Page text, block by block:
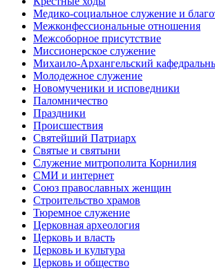
Медико-социальное служение и
Межконфессиональные отношения
Межсоборное присутствие
Миссионерское служение
Михаило-Архангельский
Молодежное служение
Новомученики и исповедники
Паломничество
Праздники
Происшествия
Святейший Патриарх
Святые и святыни
Служение митрополита Корнилия
СМИ и интернет
Союз православных женщин
Строительство храмов
Тюремное служение
Церковная археология
Церковь и власть
Церковь и культура
Церковь и общество